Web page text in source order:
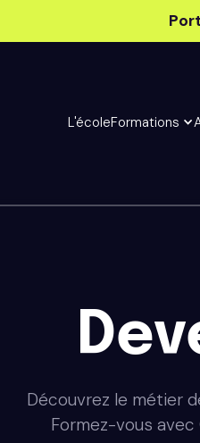
L'écoleFormations
Découvrez le métier
Formez-vous